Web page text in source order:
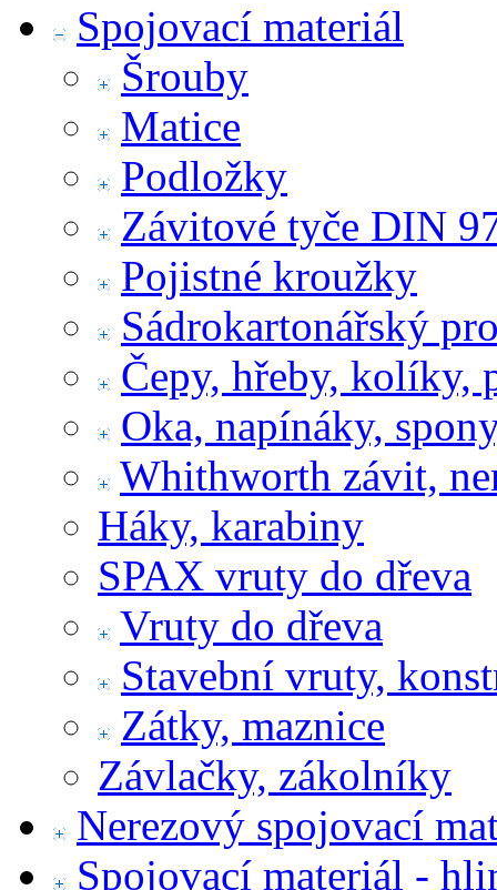
Spojovací materiál
Šrouby
Matice
Podložky
Závitové tyče DIN
Pojistné kroužky
Sádrokartonářský
Čepy, hřeby, kolíky,
Oka, napínáky,
Whithworth závit,
Háky, karabiny
SPAX vruty do dřeva
Vruty do dřeva
Stavební vruty,
Zátky, maznice
Závlačky, zákolníky
Nerezový spojovací
Spojovací materiál -